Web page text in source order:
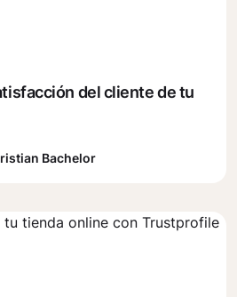
del cliente de tu
Bachelor